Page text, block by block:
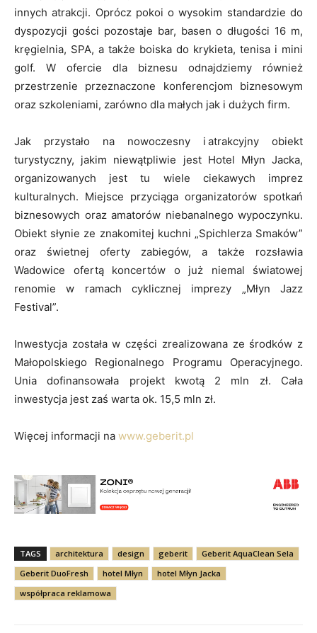
innych atrakcji. Oprócz pokoi o wysokim standardzie do
dyspozycji gości pozostaje bar, basen o długości 16 m,
kręgielnia, SPA, a także boiska do krykieta, tenisa i mini
golf. W ofercie dla biznesu odnajdziemy również
przestrzenie przeznaczone konferencjom biznesowym
oraz szkoleniami, zarówno dla małych jak i dużych firm.
Jak przystało na nowoczesny i atrakcyjny obiekt
turystyczny, jakim niewątpliwie jest Hotel Młyn Jacka,
organizowanych jest tu wiele ciekawych imprez
kulturalnych. Miejsce przyciąga organizatorów spotkań
biznesowych oraz amatorów niebanalnego wypoczynku.
Obiekt słynie ze znakomitej kuchni „Spichlerza Smaków”
oraz świetnej oferty zabiegów, a także rozsławia
Wadowice ofertą koncertów o już niemal światowej
renomie w ramach cyklicznej imprezy „Młyn Jazz
Festival”.
Inwestycja została w części zrealizowana ze środków z
Małopolskiego Regionalnego Programu Operacyjnego.
Unia dofinansowała projekt kwotą 2 mln zł. Cała
inwestycja jest zaś warta ok. 15,5 mln zł.
Więcej informacji na www.geberit.pl
TAGS architektura design geberit
Geberit AquaClean Sela
Geberit DuoFresh
hotel Młyn
hotel Młyn Jacka
współpraca reklamowa